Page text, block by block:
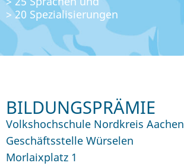
> 20 Spezialisierungen
BILDUNGSPRÄMIE
Volkshochschule Nordkreis Aachen
Geschäftsstelle Würselen
Morlaixplatz 1